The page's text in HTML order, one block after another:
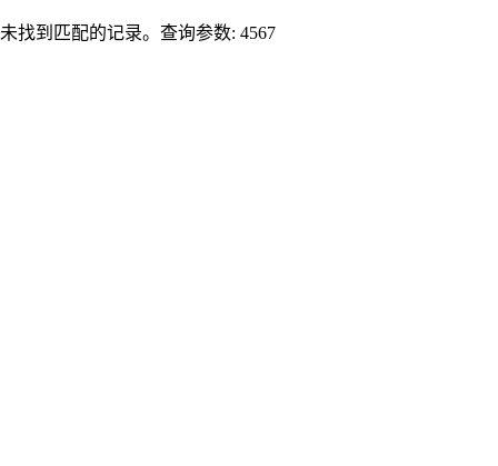
未找到匹配的记录。查询参数: 4567